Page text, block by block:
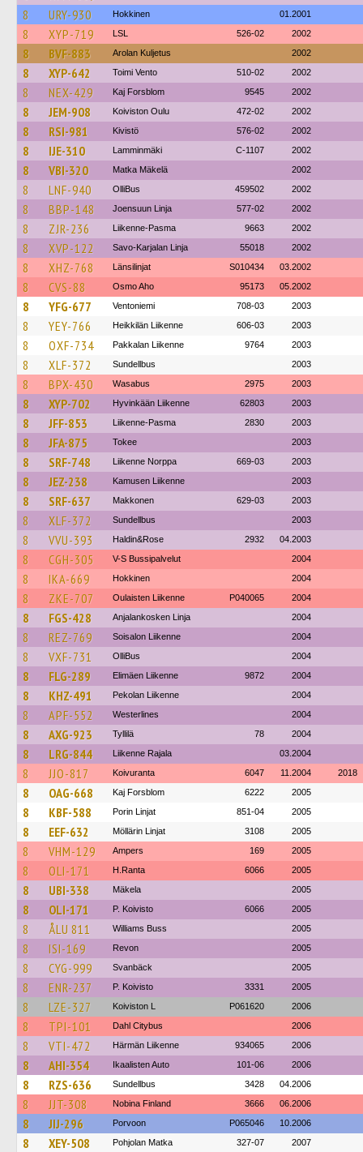
8 URY-930 Hokkinen 01.2001
8 XYP-719 LSL 526-02 2002
8 BVF-883 Arolan Kuljetus 2002
8 XYP-642 Toimi Vento 510-02 2002
8 NEX-429 Kaj Forsblom 9545 2002
8 JEM-908 Koiviston Oulu 472-02 2002
8 RSI-981 Kivistö 576-02 2002
8 IJE-310 Lamminmäki C-1107 2002
8 VBI-320 Matka Mäkelä 2002
8 LNF-940 OlliBus 459502 2002
8 BBP-148 Joensuun Linja 577-02 2002
8 ZJR-236 Liikenne-Pasma 9663 2002
8 XVP-122 Savo-Karjalan Linja 55018 2002
8 XHZ-768 Länsilinjat S010434 03.2002
8 CVS-88 Osmo Aho 95173 05.2002
8 YFG-677 Ventoniemi 708-03 2003
8 YEY-766 Heikkilän Liikenne 606-03 2003
8 OXF-734 Pakkalan Liikenne 9764 2003
8 XLF-372 Sundellbus 2003
8 BPX-430 Wasabus 2975 2003
8 XYP-702 Hyvinkään Liikenne 62803 2003
8 JFF-853 Liikenne-Pasma 2830 2003
8 JFA-875 Tokee 2003
8 SRF-748 Liikenne Norppa 669-03 2003
8 JEZ-238 Kamusen Liikenne 2003
8 SRF-637 Makkonen 629-03 2003
8 XLF-372 Sundellbus 2003
8 VVU-393 Haldin&Rose 2932 04.2003
8 CGH-305 V-S Bussipalvelut 2004
8 IKA-669 Hokkinen 2004
8 ZKE-707 Oulaisten Liikenne P040065 2004
8 FGS-428 Anjalankosken Linja 2004
8 REZ-769 Soisalon Liikenne 2004
8 VXF-731 OlliBus 2004
8 FLG-289 Elimäen Liikenne 9872 2004
8 KHZ-491 Pekolan Liikenne 2004
8 APF-552 Westerlines 2004
8 AXG-923 Tyllilä 78 2004
8 LRG-844 Liikenne Rajala 03.2004
8 JJO-817 Koivuranta 6047 11.2004 2018
8 OAG-668 Kaj Forsblom 6222 2005
8 KBF-588 Porin Linjat 851-04 2005
8 EEF-632 Möllärin Linjat 3108 2005
8 VHM-129 Ampers 169 2005
8 OLI-171 H.Ranta 6066 2005
8 UBI-338 Mäkela 2005
8 OLI-171 P. Koivisto 6066 2005
8 ÅLU 811 Williams Buss 2005
8 ISI-169 Revon 2005
8 CYG-999 Svanbäck 2005
8 ENR-237 P. Koivisto 3331 2005
8 LZE-327 Koiviston L P061620 2006
8 TPI-101 Dahl Citybus 2006
8 VTI-472 Härmän Liikenne 934065 2006
8 AHI-354 Ikaalisten Auto 101-06 2006
8 RZS-636 Sundellbus 3428 04.2006
8 JJT-308 Nobina Finland 3666 06.2006
8 JIJ-296 Porvoon P065046 10.2006
8 XEY-508 Pohjolan Matka 327-07 2007